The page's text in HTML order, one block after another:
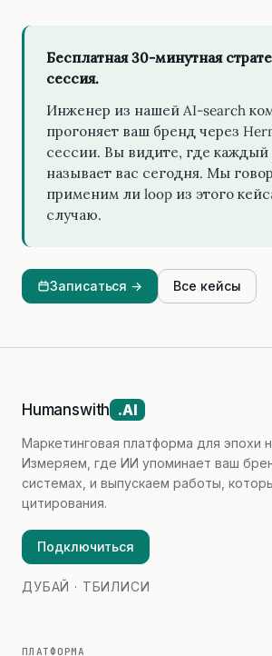
Бесплатная 30-минутная
сессия.
Инженер из нашей AI-search
прогоняет ваш бренд через
сессии. Вы видите, где
называет вас сегодня. Мы
применим ли loop из этого
случаю.
Записаться → Все кейсы
Humanswith .AI
Маркетинговая платформа для эпохи
Измеряем, где ИИ упоминает ваш
системах, и выпускаем работы,
цитирования.
Подключиться
ДУБАЙ · ТБИЛИСИ
ПЛАТФОРМА